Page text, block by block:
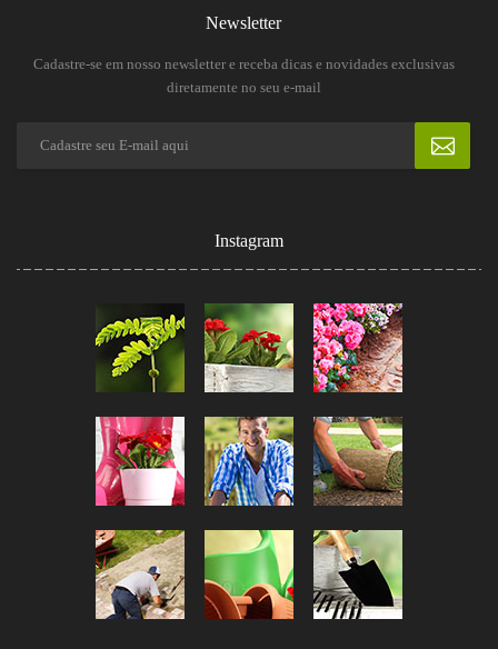
Newsletter
Cadastre-se em nosso newsletter e receba dicas e novidades exclusivas
diretamente no seu e-mail
Instagram